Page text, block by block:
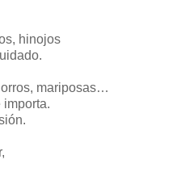
hinojos
mariposas…